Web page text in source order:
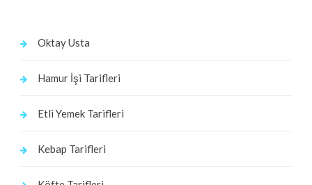
Oktay Usta
Hamur İşi Tarifleri
Etli Yemek Tarifleri
Kebap Tarifleri